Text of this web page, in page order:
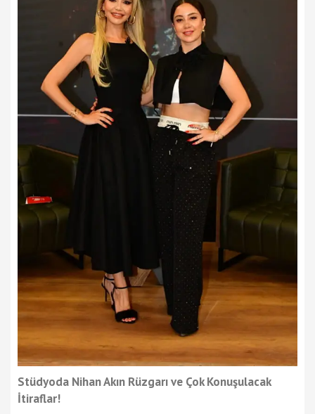
Stüdyoda Nihan Akın Rüzgarı ve Çok Konuşulacak
İtiraflar!